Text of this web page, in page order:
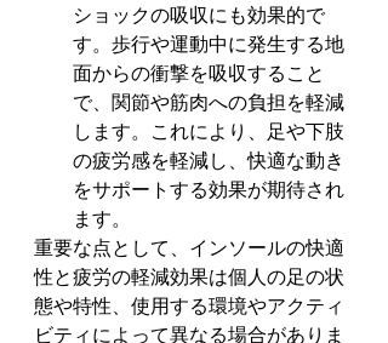
ショックの吸収にも効果的で
す。歩行や運動中に発生する地
面からの衝撃を吸収すること
で、関節や筋肉への負担を軽減
します。これにより、足や下肢
の疲労感を軽減し、快適な動き
をサポートする効果が期待され
ます。
重要な点として、インソールの快適
性と疲労の軽減効果は個人の足の状
態や特性、使用する環境やアクティ
ビティによって異なる場合がありま